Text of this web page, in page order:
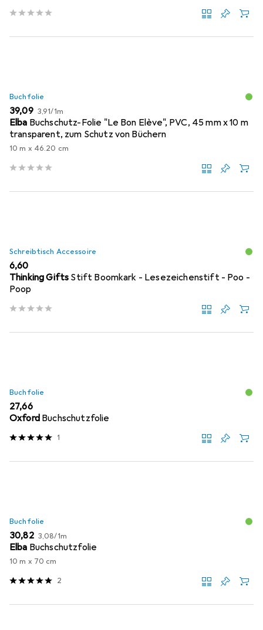
Buchfolie
EUR
39,09 EUR
3,91/1m
Elba Buchschutz-Folie "Le Bon Elève", PVC, 45 mm x 10 m
transparent, zum Schutz von Büchern
10 m x 46.20 cm
Schreibtisch Accessoire
EUR
6,60
Thinking Gifts Stift Boomkark - Lesezeichenstift - Poo -
Poop
Buchfolie
EUR
27,66
Oxford Buchschutzfolie
1
Buchfolie
EUR
30,82 EUR
3,08/1m
Elba Buchschutzfolie
10 m x 70 cm
2